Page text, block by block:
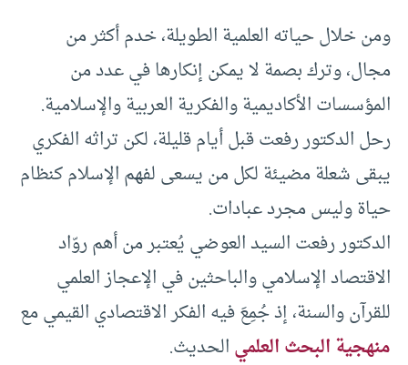
ومن خلال حياته العلمية الطويلة، خدم أكثر من
مجال، وترك بصمة لا يمكن إنكارها في عدد من
المؤسسات الأكاديمية والفكرية العربية والإسلامية.
رحل الدكتور رفعت قبل أيام قليلة، لكن تراثه الفكري
يبقى شعلة مضيئة لكل من يسعى لفهم الإسلام كنظام
حياة وليس مجرد عبادات.
الدكتور رفعت السيد العوضي يُعتبر من أهم روّاد
الاقتصاد الإسلامي والباحثين في الإعجاز العلمي
للقرآن والسنة، إذ جُمِعَ فيه الفكر الاقتصادي القيمي مع
منهجية البحث العلميالحديث.